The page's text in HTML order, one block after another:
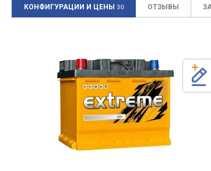
КОНФИГУРАЦИИ И ЦЕНЫ 30 ОТЗЫВЫ